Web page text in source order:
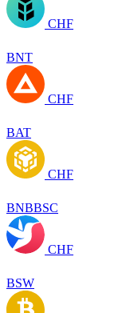
CHF
BNT
CHF
BAT
CHF
BNBBSC
CHF
BSW